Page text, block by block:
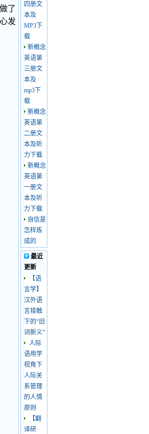
了
发
四册文
本及
MP3下
载
新概念
英语第
三册文
本及
mp3下
载
新概念
英语第
二册文
本及听
力下载
新概念
英语第
一册文
本及听
力下载
自信是
怎样炼
成的
最近
更新
【语
言学】
汉外语
言接触
下的“旧
词新义”
人际
语用学
视角下
人际关
系管理
的人情
原则
【翻
译研